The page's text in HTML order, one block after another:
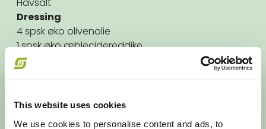
This website uses cookies
We use cookies to personalise content and ads, to
Dressing
4 spsk øko olivenolie
1 spsk øko æblecidereddike
1 tsk grov, øko sennep
TIL 4 PERSONER
Skyl boghveden og kog den mør i usaltet vand i